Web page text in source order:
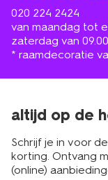
020 224 2424
van maandag tot
zaterdag van
* raamdecoratie
altijd op de
Schrijf je in voor
korting. Ontvang
(online)